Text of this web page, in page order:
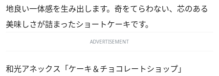
地良い一体感を生み出します。奇をてらわない、芯のある
美味しさが詰まったショートケーキです。
ADVERTISEMENT
和光アネックス「ケーキ＆チョコレートショップ」